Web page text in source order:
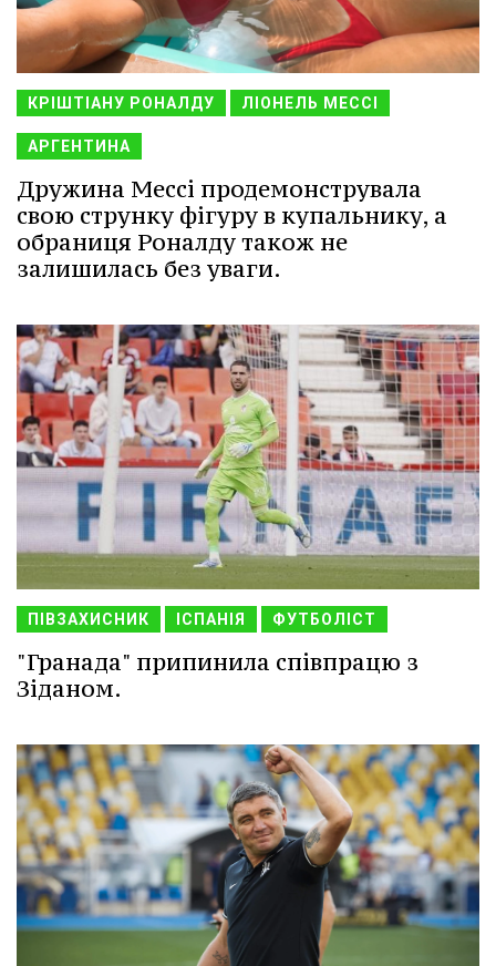
КРІШТІАНУ РОНАЛДУ ЛІОНЕЛЬ МЕССІ
АРГЕНТИНА
Дружина Мессі продемонструвала
свою струнку фігуру в купальнику, а
обраниця Роналду також не
залишилась без уваги.
ПІВЗАХИСНИК ІСПАНІЯ ФУТБОЛІСТ
"Гранада" припинила співпрацю з
Зіданом.